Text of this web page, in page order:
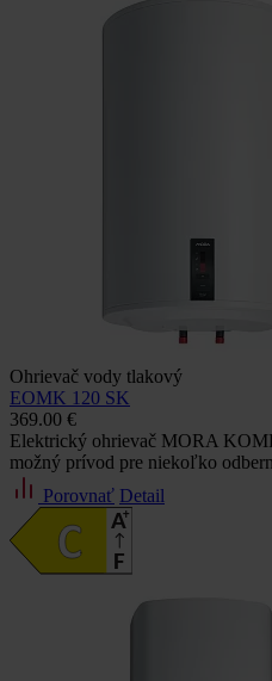
Ohrievač vody tlakový
EOMK 120 SK
369.00 €
Elektrický ohrievač MORA
možný prívod pre niekoľko
Porovnať Detail